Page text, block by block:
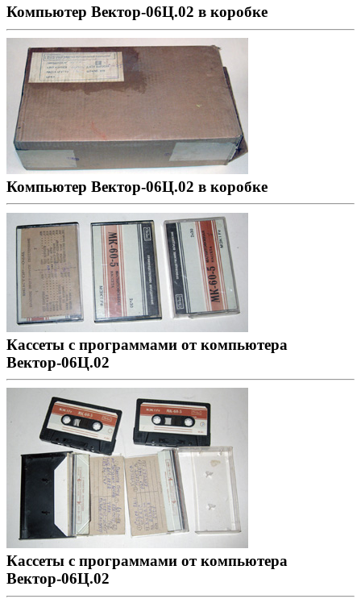
Компьютер Вектор-06Ц.02 в коробке
Компьютер Вектор-06Ц.02 в коробке
Кассеты с программами от компьютера
Вектор-06Ц.02
Кассеты с программами от компьютера
Вектор-06Ц.02